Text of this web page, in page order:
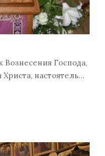
Вознесения Господа,
настоятель…